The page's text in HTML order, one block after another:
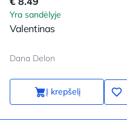
Yra sandėlyje
Valentinas
Dana Delon
Į krepšelį